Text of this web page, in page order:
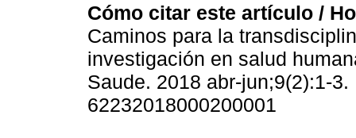
Cómo citar este artículo /
Caminos para la
investigación en salud
Saude. 2018 abr-jun;9(2):1-
62232018000200001